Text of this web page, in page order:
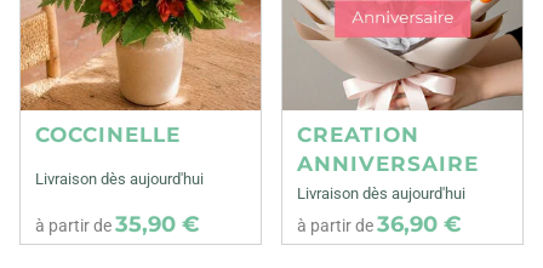
COCCINELLE
Livraison dès aujourd'hui
à partir de35,90 €
CREATION
ANNIVERSAIRE
Livraison dès aujourd'hui
à partir de36,90 €